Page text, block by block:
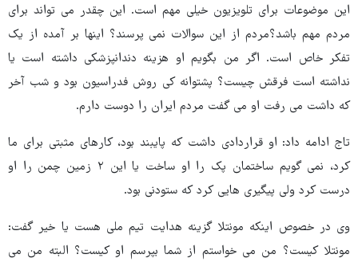
این موضوعات برای تلویزیون خیلی مهم است. این چقدر می تواند برای
مردم مهم باشد؟مردم از این سوالات نمی پرسند؟ اینها بر آمده از یک
تفکر خاص است. اگر من بگویم او هزینه دندانپزشکی داشته است یا
نداشته است فرقش چیست؟ پشتوانه کی روش فدراسیون بود و شب آخر
که داشت می رفت او می گفت مردم ایران را دوست دارم.
تاج ادامه داد: او قراردادی داشت که پایبند بود، کارهای مثبتی برای ما
کرد، نمی گویم ساختمان پک را او ساخت یا این ۲ زمین چمن را او
درست کرد ولی پیگیری هایی کرد که ستودنی بود.
وی در خصوص اینکه مونتلا گزینه هدایت تیم ملی هست یا خیر گفت:
مونتلا کیست؟ من می خواستم از شما بپرسم او کیست؟ البته من می